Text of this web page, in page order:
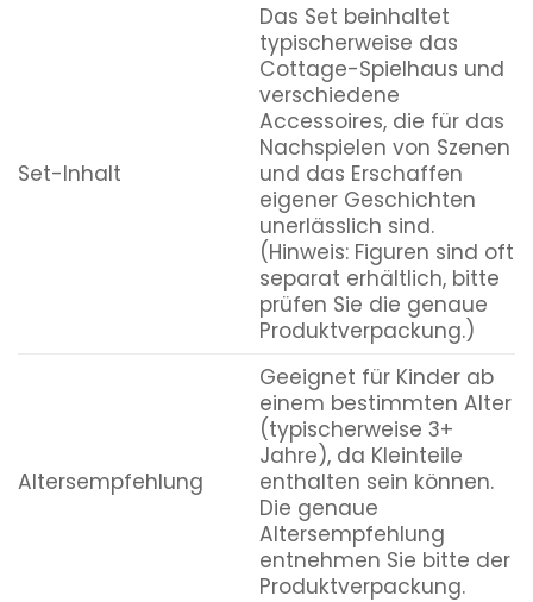
Set-Inhalt
Das Set beinhaltet
typischerweise das
Cottage-Spielhaus und
verschiedene
Accessoires, die für das
Nachspielen von Szenen
und das Erschaffen
eigener Geschichten
unerlässlich sind.
(Hinweis: Figuren sind oft
separat erhältlich, bitte
prüfen Sie die genaue
Produktverpackung.)
Altersempfehlung
Geeignet für Kinder ab
einem bestimmten Alter
(typischerweise 3+
Jahre), da Kleinteile
enthalten sein können.
Die genaue
Altersempfehlung
entnehmen Sie bitte der
Produktverpackung.